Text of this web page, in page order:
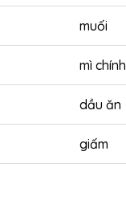
muối
mì chính
dầu ăn
giấm